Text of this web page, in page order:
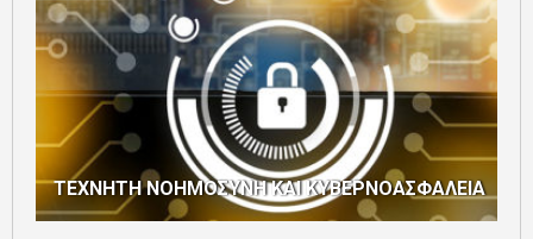
ΤΕΧΝΗΤΗ ΝΟΗΜΟΣΥΝΗ ΚΑΙ ΚΥΒΕΡΝΟΑΣΦΑΛΕΙΑ